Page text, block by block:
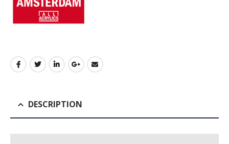
DESCRIPTION